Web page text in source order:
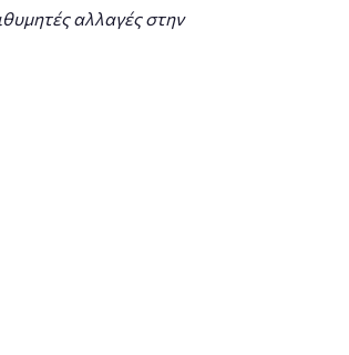
αλλαγές στην